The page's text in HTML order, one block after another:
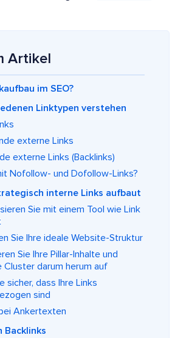
Artikel
im SEO?
Linktypen verstehen
externe Links
externe Links (Backlinks)
Nofollow- und Dofollow-Links?
interne Links aufbaut
Sie mit einem Tool wie Link
Sie Ihre ideale Website-Struktur
Sie Ihre Pillar-Inhalte und
Cluster darum herum auf
sicher, dass Ihre Links
sind
Ankertexten
Backlinks